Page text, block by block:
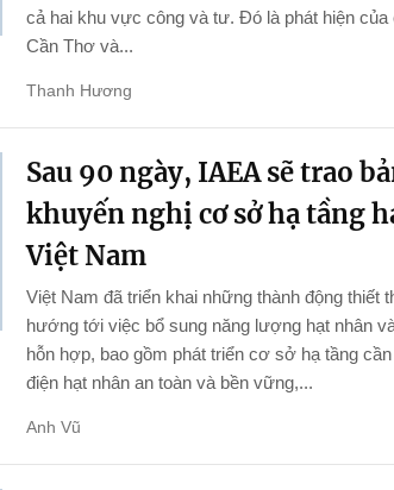
cả hai khu vực công và tư. Đó là phát hiện
Cần Thơ và...
Thanh Hương
Sau 90 ngày, IAEA sẽ trao
khuyến nghị cơ sở hạ tầng
Việt Nam
Việt Nam đã triển khai những thành động thiết
hướng tới việc bổ sung năng lượng hạt nhân
hỗn hợp, bao gồm phát triển cơ sở hạ tầng
điện hạt nhân an toàn và bền vững,...
Anh Vũ